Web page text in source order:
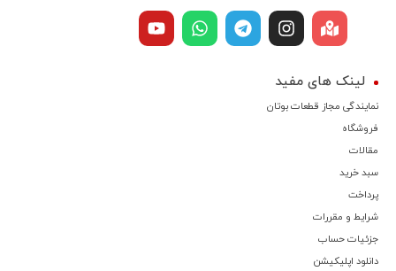
لینک های مفید
نمایندگی مجاز قطعات بوتان
فروشگاه
مقالات
سبد خرید
پرداخت
شرایط و مقررات
جزئیات حساب
دانلود اپلیکیشن